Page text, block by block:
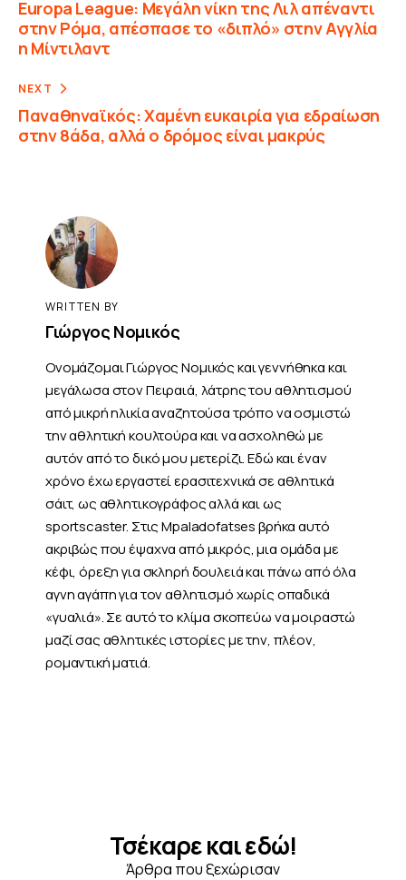
Europa League: Μεγάλη νίκη της Λιλ απέναντι
στην Ρόμα, απέσπασε το «διπλό» στην Αγγλία
η Μίντιλαντ
NEXT
Παναθηναϊκός: Χαμένη ευκαιρία για εδραίωση
στην 8άδα, αλλά ο δρόμος είναι μακρύς
WRITTEN BY
Γιώργος Νομικός
Ονομάζομαι Γιώργος Νομικός και γεννήθηκα και
μεγάλωσα στον Πειραιά, λάτρης του αθλητισμού
από μικρή ηλικία αναζητούσα τρόπο να οσμιστώ
την αθλητική κουλτούρα και να ασχοληθώ με
αυτόν από το δικό μου μετερίζι. Εδώ και έναν
χρόνο έχω εργαστεί ερασιτεχνικά σε αθλητικά
σάιτ, ως αθλητικογράφος αλλά και ως
sportscaster. Στις Mpaladofatses βρήκα αυτό
ακριβώς που έψαχνα από μικρός, μια ομάδα με
κέφι, όρεξη για σκληρή δουλειά και πάνω από όλα
αγνη αγάπη για τον αθλητισμό χωρίς οπαδικά
«γυαλιά». Σε αυτό το κλίμα σκοπεύω να μοιραστώ
μαζί σας αθλητικές ιστορίες με την, πλέον,
ρομαντική ματιά.
Τσέκαρε και εδώ!
Άρθρα που ξεχώρισαν